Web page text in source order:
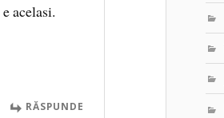
acelasi.
RĂSPUNDE